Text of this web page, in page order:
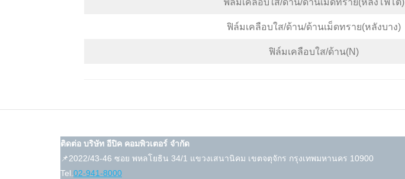
ฟิล์มเคลือบใส/ด้าน/ด้านเม็ดทราย(หลังโฟโต้)
ฟิล์มเคลือบใส/ด้าน/ด้านเม็ดทราย(หลังบาง)
ฟิล์มเคลือบใส/ด้าน(N)
ติดต่อ บริษัท อีปิค คอมพิวเตอร์ จำกัด
📌2022/43-46 ซอย พหลโยธิน 34/1 แขวงเสนานิคม เขตจตุจักร กรุงเทพมหานคร 10900
Tel.02-941-8000